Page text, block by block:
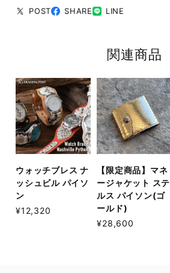
POST SHARE LINE
関連商品
ウォッチブレス ナ
ッシュビル パイソ
ン
¥12,320
【限定商品】マネ
ージャケット ステ
ルス パイソン(ゴ
ールド)
¥28,600